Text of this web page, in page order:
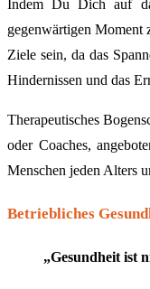
Indem Du Dich auf
gegenwärtigen Moment
Ziele sein, da das
Hindernissen und das
Therapeutisches
oder Coaches,
Menschen jeden Alters
Betriebliches
„Gesundheit ist